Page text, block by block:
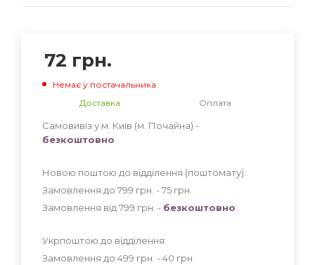
72 грн.
Немає у постачальника
Доставка
Оплата
Самовивіз у м. Київ (м. Почайна) -
безкоштовно
Новою поштою до відділення (поштомату):
Замовлення до 799 грн. - 75 грн
Замовлення від 799 грн. - безкоштовно
Укрпоштою до відділення:
Замовлення до 499 грн. - 40 грн